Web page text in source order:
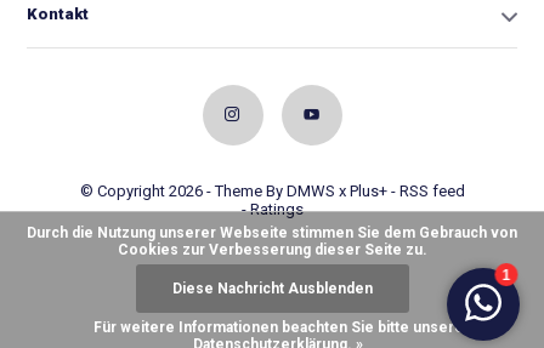
Kontakt
© Copyright 2026 - Theme By DMWS x Plus+- RSS feed
- Ratings
Durch die Nutzung unserer Webseite stimmen Sie dem Gebrauch von
Cookies zur Verbesserung dieser Seite zu.
Diese Nachricht Ausblenden
Für weitere Informationen beachten Sie bitte unsere
Datenschutzerklärung. »